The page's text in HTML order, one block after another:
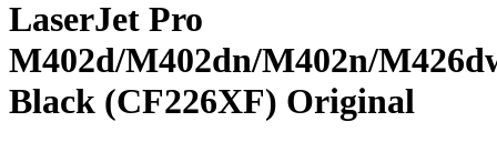
LaserJet Pro
M402d/M402dn/M402n/
Black (CF226XF) Original